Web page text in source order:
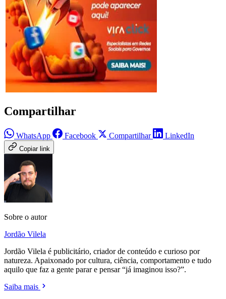
Compartilhar
WhatsApp Facebook Compartilhar LinkedIn
Copiar link
Sobre o autor
Jordão Vilela
Jordão Vilela é publicitário, criador de conteúdo e curioso por
natureza. Apaixonado por cultura, ciência, comportamento e tudo
aquilo que faz a gente parar e pensar “já imaginou isso?”.
Saiba mais